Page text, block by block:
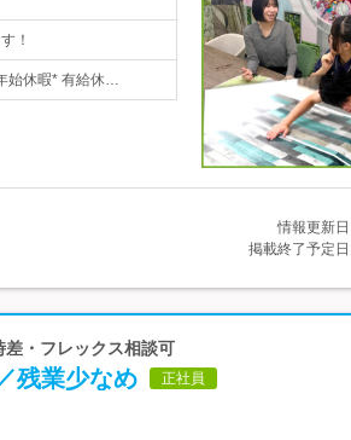
！
始休暇* 有給休…
情報更新日
掲載終了予定日
・フレックス相談可
残業少なめ 正社員